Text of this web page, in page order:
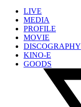
LIVE
MEDIA
PROFILE
MOVIE
DISCOGRAPHY
KINO-E
GOODS